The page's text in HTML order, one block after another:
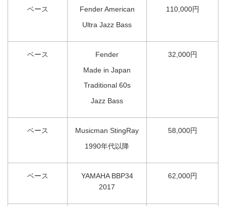
ベース
Fender American
Ultra Jazz Bass
110,000円
ベース
Fender
Made in Japan
Traditional 60s
Jazz Bass
32,000円
ベース
Musicman StingRay
1990年代以降
58,000円
ベース
YAMAHA BBP34
2017
62,000円